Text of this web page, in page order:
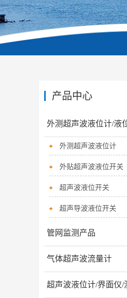
产品中心
外测超声波液位计
外贴超声波液位开关
超声波液位开关
超声导波液位开关
管网监测产品
气体超声波流量计